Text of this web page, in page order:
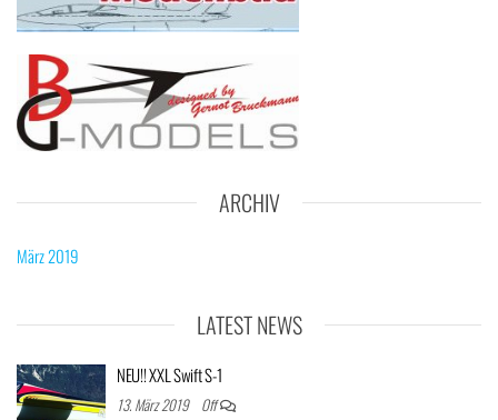
ARCHIV
März 2019
LATEST NEWS
NEU!! XXL Swift S-1
13. März 2019 Off